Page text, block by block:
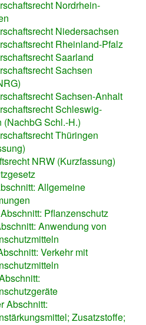
Nordrhein-
Niedersachsen
Rheinland-Pfalz
Saarland
Sachsen
Sachsen-Anhalt
Schleswig-
(NachbG Schl.-H.)
Thüringen
NRW (Kurzfassung)
Allgemeine
Pflanzenschutz
Anwendung von
Verkehr mit
Abschnitt:
Zusatzstoffe;